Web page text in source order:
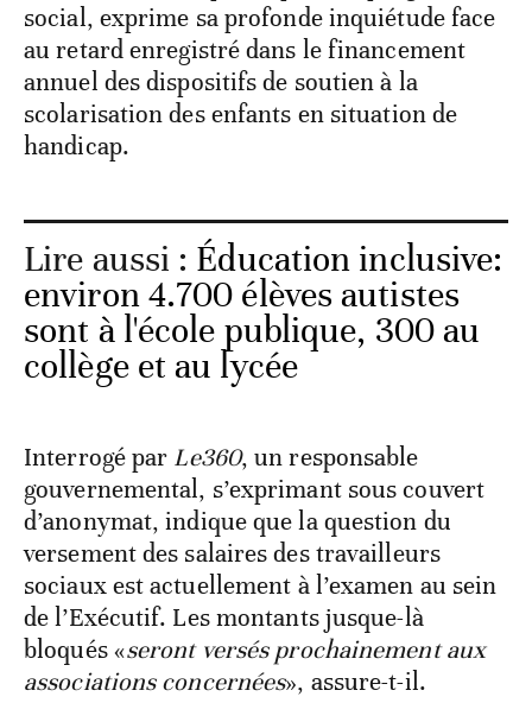
social, exprime sa profonde inquiétude face
au retard enregistré dans le financement
annuel des dispositifs de soutien à la
scolarisation des enfants en situation de
handicap.
Lire aussi : Éducation inclusive:
environ 4.700 élèves autistes
sont à l'école publique, 300 au
collège et au lycée
Interrogé par Le360, un responsable
gouvernemental, s’exprimant sous couvert
d’anonymat, indique que la question du
versement des salaires des travailleurs
sociaux est actuellement à l’examen au sein
de l’Exécutif. Les montants jusque-là
bloqués «seront versés prochainement aux
associations concernées», assure-t-il.